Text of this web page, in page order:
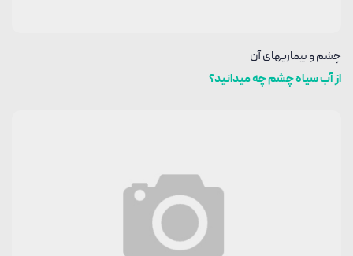
چشم و بیماریهای آن
از آب سیاه چشم چه میدانید؟